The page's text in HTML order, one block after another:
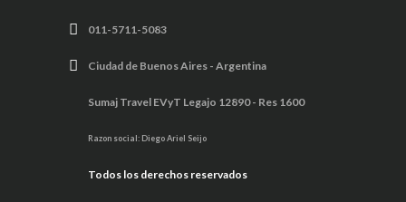
011-5711-5083
Ciudad de Buenos Aires - Argentina
Sumaj Travel EVyT Legajo 12890 - Res 1600
Razon social: Diego Ariel Seijo
Todos los derechos reservados